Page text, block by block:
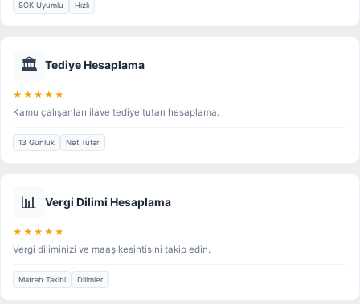
SGK Uyumlu Hızlı
🏛️ Tediye Hesaplama
★★★★★
Kamu çalışanları ilave tediye tutarı hesaplama.
13 Günlük Net Tutar
📊 Vergi Dilimi Hesaplama
★★★★★
Vergi diliminizi ve maaş kesintisini takip edin.
Matrah Takibi Dilimler